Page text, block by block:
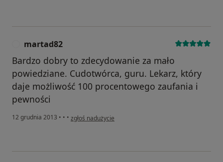
martad82
Bardzo dobry to zdecydowanie za mało
powiedziane. Cudotwórca, guru. Lekarz, który
daje możliwość 100 procentowego zaufania i
pewności
12 grudnia 2013 • • • w opinii użytkownika martad82
zgłoś nadużycie